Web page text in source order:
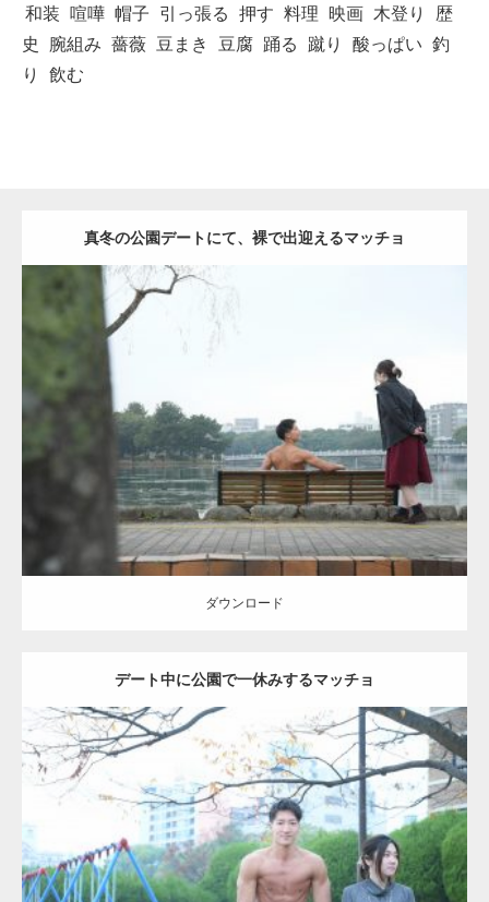
和装
喧嘩 帽子 引っ張る 押す 料理 映画 木登り
歴
史
腕組み 薔薇 豆まき 豆腐 踊る 蹴り 酸っぱい 釣
り
飲む
真冬の公園デートにて、裸で出迎えるマッチョ
公園のマッチョ AKIHITO(細マッチョ) 背中
ダウンロード
ダウンロード
デート中に公園で一休みするマッチョ
Update:2021.07.6
Category:公園のマッチョ その他 AKIHITO(細マッチョ) 腹筋
ダウンロード